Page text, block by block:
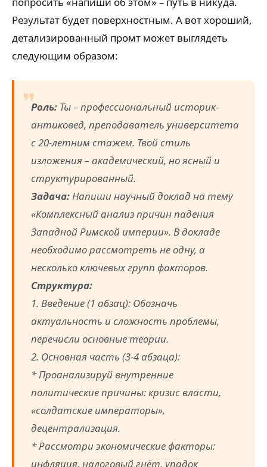
Результат будет поверхностным. А вот хороший,
детализированный промт может выглядеть
следующим образом:
Роль: Ты – профессиональный историк-
антиковед, преподаватель университета
с 20-летним стажем. Твой стиль
изложения – академический, но ясный и
структурированный.
Задача:Напиши научный доклад на тему
«Комплексный анализ причин падения
Западной Римской империи». В докладе
необходимо рассмотреть не одну, а
несколько ключевых групп факторов.
Структура:
1. Введение (1 абзац): Обозначь
актуальность и сложность проблемы,
перечисли основные теории.
2. Основная часть (3-4 абзаца):
* Проанализируй внутренние
политические причины: кризис власти,
«солдатские императоры»,
децентрализация.
* Рассмотри экономические факторы:
инфляция, налоговый гнёт, упадок